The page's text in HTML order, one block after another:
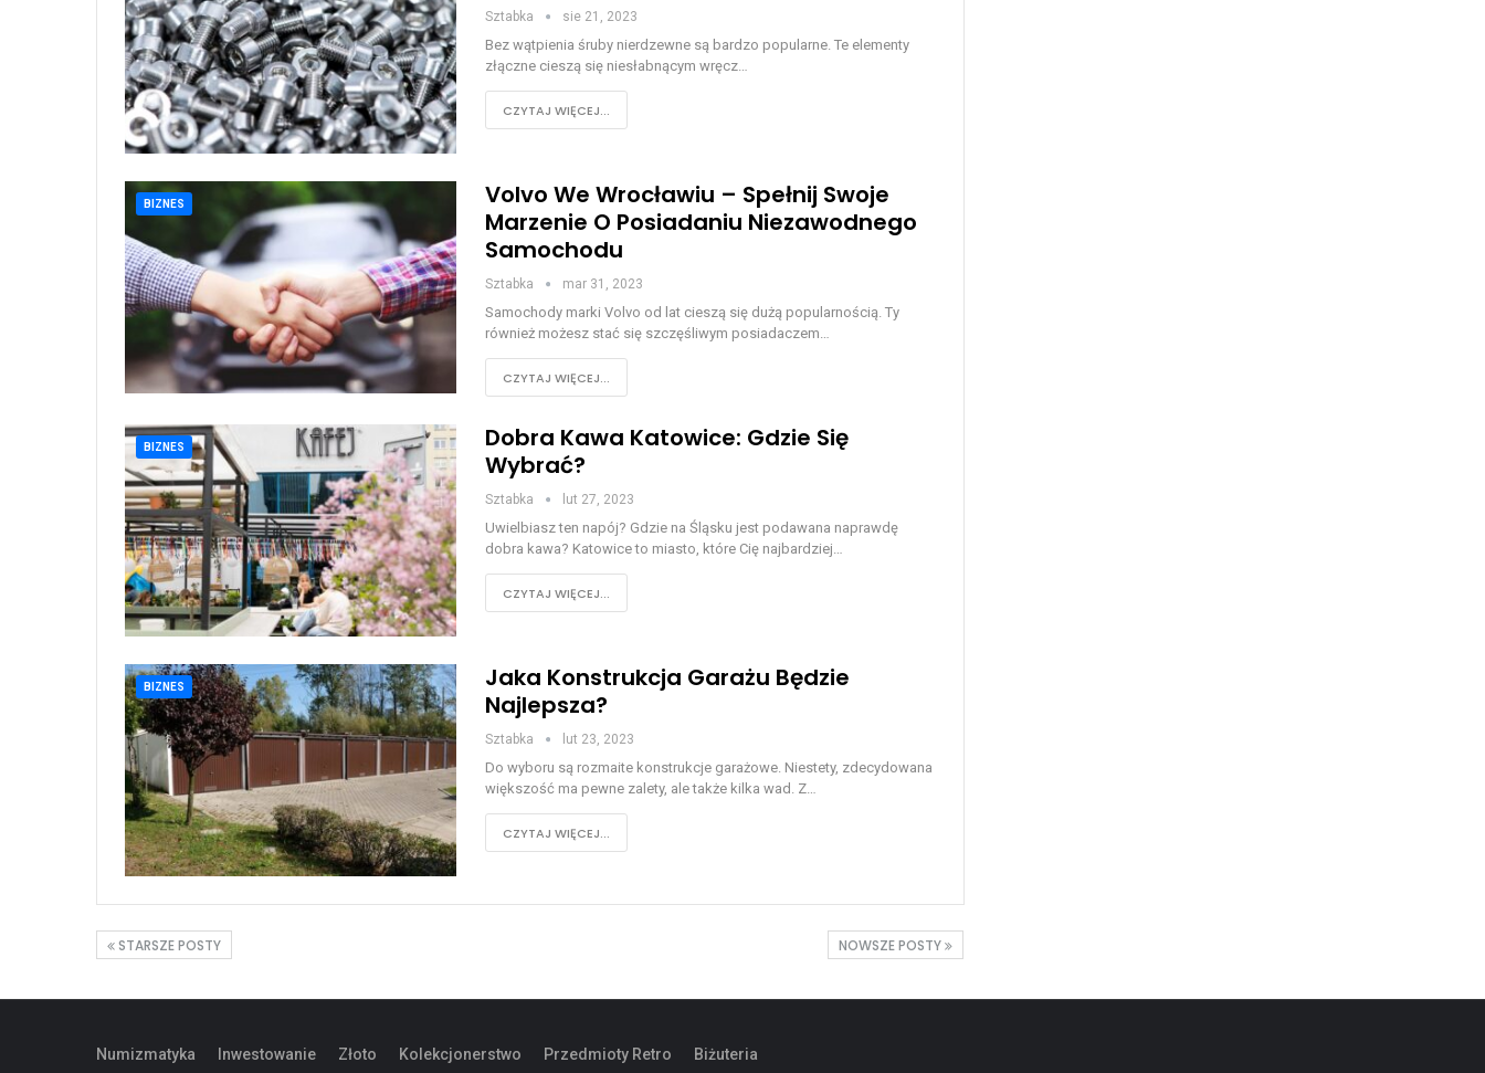
Sztabka sie 21, 2023
Bez wątpienia śruby nierdzewne są bardzo popularne. Te elementy
złączne cieszą się niesłabnącym wręcz…
CZYTAJ WIĘCEJ...
BIZNES
Volvo We Wrocławiu – Spełnij Swoje
Marzenie O Posiadaniu Niezawodnego
Samochodu
Sztabka mar 31, 2023
Samochody marki Volvo od lat cieszą się dużą popularnością. Ty
również możesz stać się szczęśliwym posiadaczem…
CZYTAJ WIĘCEJ...
BIZNES
Dobra Kawa Katowice: Gdzie Się
Wybrać?
Sztabka lut 27, 2023
Uwielbiasz ten napój? Gdzie na Śląsku jest podawana naprawdę
dobra kawa? Katowice to miasto, które Cię najbardziej…
CZYTAJ WIĘCEJ...
BIZNES
Jaka Konstrukcja Garażu Będzie
Najlepsza?
Sztabka lut 23, 2023
Do wyboru są rozmaite konstrukcje garażowe. Niestety, zdecydowana
większość ma pewne zalety, ale także kilka wad. Z…
CZYTAJ WIĘCEJ...
STARSZE POSTY NOWSZE POSTY
Numizmatyka Inwestowanie Złoto Kolekcjonerstwo Przedmioty Retro Biżuteria